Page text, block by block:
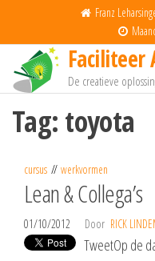
inhoud
Franz
Faciliteer
De creatieve
Tag: toyota
cursus werkvormen
Lean & Collega’s
01/10/2012 Door RICK
TweetOp de